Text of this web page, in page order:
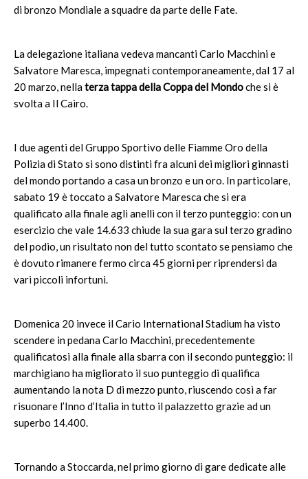
di bronzo Mondiale a squadre da parte delle Fate.
La delegazione italiana vedeva mancanti Carlo Macchini e
Salvatore Maresca, impegnati contemporaneamente, dal 17 al
20 marzo, nellaterza tappa della Coppa del Mondoche si è
svolta a Il Cairo.
I due agenti del Gruppo Sportivo delle Fiamme Oro della
Polizia di Stato si sono distinti fra alcuni dei migliori ginnasti
del mondo portando a casa un bronzo e un oro. In particolare,
sabato 19 è toccato a Salvatore Maresca che si era
qualificato alla finale agli anelli con il terzo punteggio: con un
esercizio che vale 14.633 chiude la sua gara sul terzo gradino
del podio, un risultato non del tutto scontato se pensiamo che
è dovuto rimanere fermo circa 45 giorni per riprendersi da
vari piccoli infortuni.
Domenica 20 invece il Cario International Stadium ha visto
scendere in pedana Carlo Macchini, precedentemente
qualificatosi alla finale alla sbarra con il secondo punteggio: il
marchigiano ha migliorato il suo punteggio di qualifica
aumentando la nota D di mezzo punto, riuscendo così a far
risuonare l’Inno d’Italia in tutto il palazzetto grazie ad un
superbo 14.400.
Tornando a Stoccarda, nel primo giorno di gare dedicate alle